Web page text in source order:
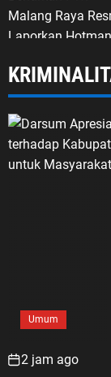
Umum
2 jam ago